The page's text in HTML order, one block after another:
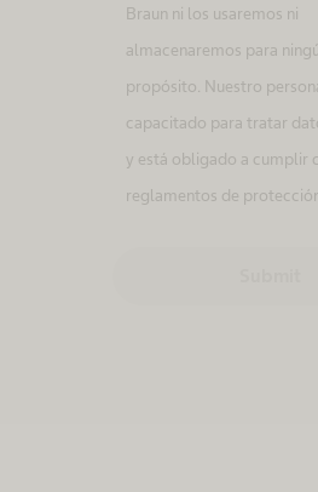
Braun ni los usaremos ni
almacenaremos para
propósito. Nuestro
capacitado para tratar
y está obligado a cumplir
reglamentos de